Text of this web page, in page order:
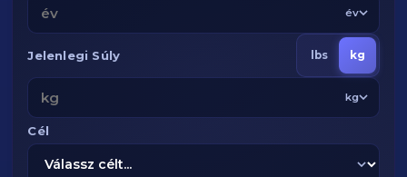
év
Jelenlegi Súly lbs kg
kg
Cél